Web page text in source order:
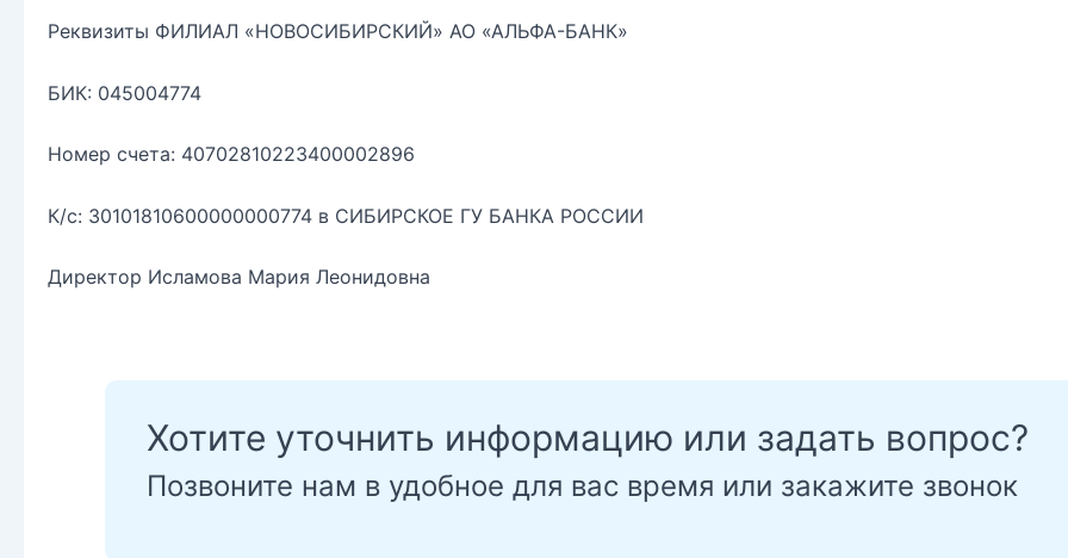
Реквизиты ФИЛИАЛ «НОВОСИБИРСКИЙ» АО «АЛЬФА-БАНК»
БИК: 045004774
Номер счета: 40702810223400002896
К/с: 30101810600000000774 в СИБИРСКОЕ ГУ БАНКА РОССИИ
Директор Исламова Мария Леонидовна
Хотите уточнить информацию или задать вопрос?
Позвоните нам в удобное для вас время или закажите звонок